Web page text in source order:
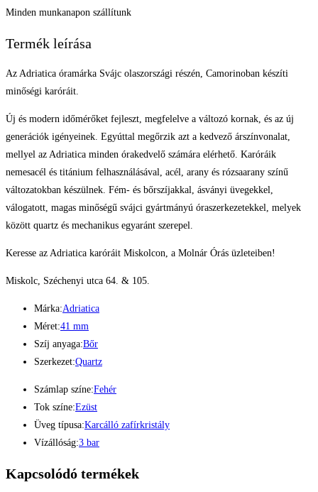
Minden munkanapon szállítunk
Termék leírása
Az Adriatica óramárka Svájc olaszországi részén, Camorinoban készíti
minőségi karóráit.
Új és modern időmérőket fejleszt, megfelelve a változó kornak, és az új
generációk igényeinek. Egyúttal megőrzik azt a kedvező árszínvonalat,
mellyel az Adriatica minden órakedvelő számára elérhető. Karóráik
nemesacél és titánium felhasználásával, acél, arany és rózsaarany színű
változatokban készülnek. Fém- és bőrszíjakkal, ásványi üvegekkel,
válogatott, magas minőségű svájci gyártmányú óraszerkezetekkel, melyek
között quartz és mechanikus egyaránt szerepel.
Keresse az Adriatica karóráit Miskolcon, a Molnár Órás üzleteiben!
Miskolc, Széchenyi utca 64. & 105.
Márka:Adriatica
Méret:41 mm
Szíj anyaga:Bőr
Szerkezet:Quartz
Számlap színe:Fehér
Tok színe:Ezüst
Üveg típusa:Karcálló zafírkristály
Vízállóság:3 bar
Kapcsolódó termékek